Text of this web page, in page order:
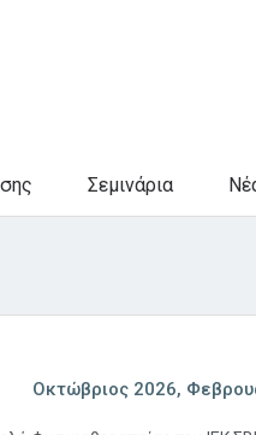
Σεμινάρια
Οκτώβριος 2026,